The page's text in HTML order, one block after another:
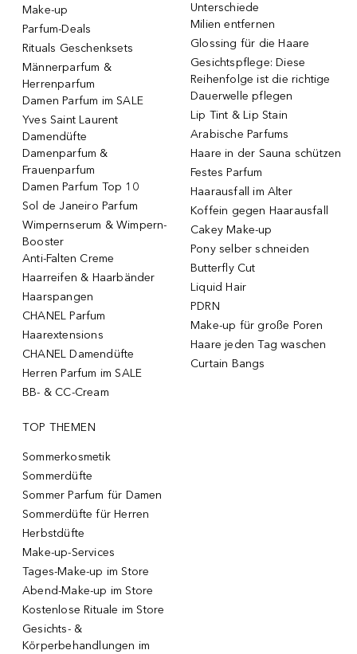
Make-up
Parfum-Deals
Rituals Geschenksets
Männerparfum &
Herrenparfum
Damen Parfum im SALE
Yves Saint Laurent
Damendüfte
Damenparfum &
Frauenparfum
Damen Parfum Top 10
Sol de Janeiro Parfum
Wimpernserum & Wimpern-
Booster
Anti-Falten Creme
Haarreifen & Haarbänder
Haarspangen
CHANEL Parfum
Haarextensions
CHANEL Damendüfte
Herren Parfum im SALE
BB- & CC-Cream
Unterschiede
Milien entfernen
Glossing für die Haare
Gesichtspflege: Diese
Reihenfolge ist die richtige
Dauerwelle pflegen
Lip Tint & Lip Stain
Arabische Parfums
Haare in der Sauna schützen
Festes Parfum
Haarausfall im Alter
Koffein gegen Haarausfall
Cakey Make-up
Pony selber schneiden
Butterfly Cut
Liquid Hair
PDRN
Make-up für große Poren
Haare jeden Tag waschen
Curtain Bangs
TOP THEMEN
Sommerkosmetik
Sommerdüfte
Sommer Parfum für Damen
Sommerdüfte für Herren
Herbstdüfte
Make-up-Services
Tages-Make-up im Store
Abend-Make-up im Store
Kostenlose Rituale im Store
Gesichts- &
Körperbehandlungen im